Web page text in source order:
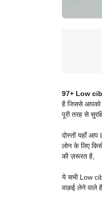
97+ Low
है जिससे आपको
पूरी तरह से
दोस्तों यहाँ
लोन के लिए
की ज़रूरत है,
ये सभी Low
वाक़ई लेने वाले